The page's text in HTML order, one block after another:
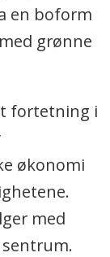
en boform
grønne
fortetning i
økonomi
med